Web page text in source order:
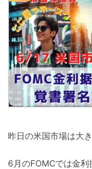
昨日の米国市場は大
6月のFOMCでは金